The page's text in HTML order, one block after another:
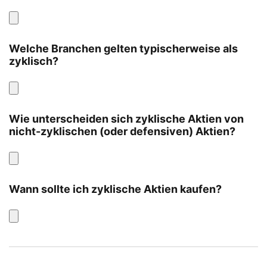
Welche Branchen gelten typischerweise als
zyklisch?
Wie unterscheiden sich zyklische Aktien von
nicht-zyklischen (oder defensiven) Aktien?
Wann sollte ich zyklische Aktien kaufen?